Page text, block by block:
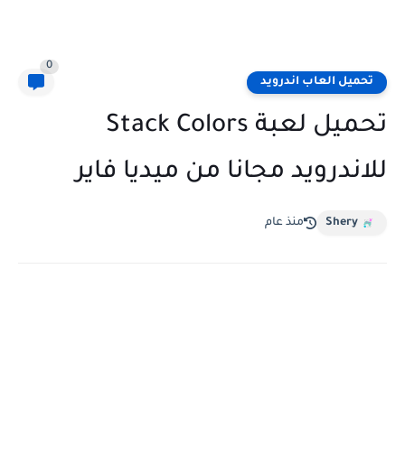
تحميل العاب اندرويد
0
تحميل لعبة Stack Colors
للاندرويد مجانا من ميديا فاير
Shery منذ عام